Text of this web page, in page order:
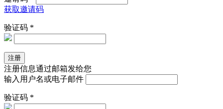
获取邀请码
验证码 *
注册信息通过邮箱发给您
输入用户名或电子邮件
验证码 *